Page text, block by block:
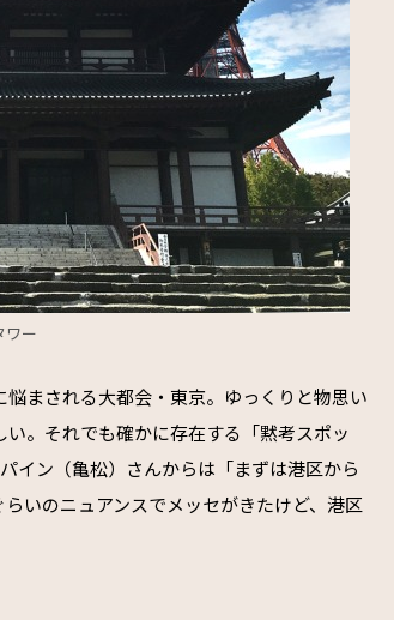
ワー
まされる大都会・東京。ゆっくりと物思い
。それでも確かに存在する「黙考スポッ
イン（亀松）さんからは「まずは港区から
いのニュアンスでメッセがきたけど、港区